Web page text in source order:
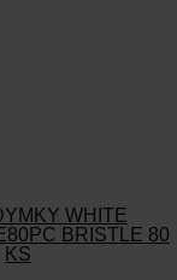
WHITE
BRISTLE 80
KS